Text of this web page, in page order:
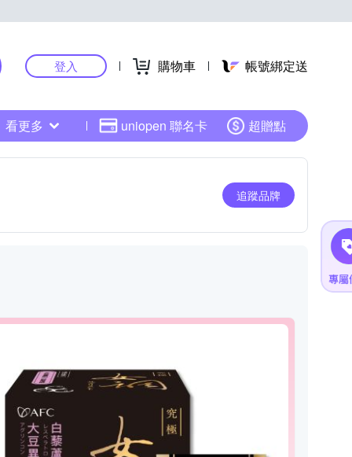
登入 購物車 帳號綁定送
看更多 uniopen 聯名卡 超贈點
追蹤品牌